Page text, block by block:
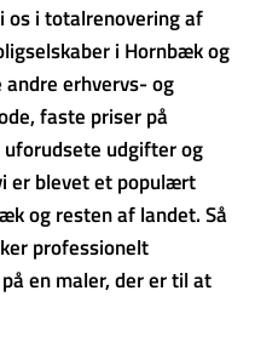
os i totalrenovering af
i Hornbæk og
andre erhvervs- og
faste priser på
udgifter og
er blevet et populært
og resten af landet. Så
professionelt
en maler, der er til at